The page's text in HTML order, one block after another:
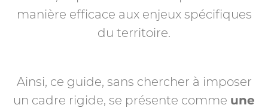
manière efficace aux enjeux spécifiques
du territoire.
Ainsi, ce guide, sans chercher à imposer
un cadre rigide, se présente comme une